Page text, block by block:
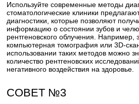
Используйте современные методы
стоматологические клиники
диагностики, которые позволяют
информацию о состоянии зубов и
рентгеновского облучения. Например,
компьютерная томография или 3D-
использовании таких методов можно
количество рентгеновских
негативного воздействия на здоровье.
СОВЕТ №3